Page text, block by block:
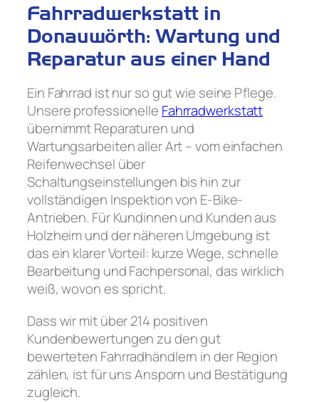
Fahrradwerkstatt in
Donauwörth: Wartung und
Reparatur aus einer Hand
Ein Fahrrad ist nur so gut wie seine Pflege.
Unsere professionelle Fahrradwerkstatt
übernimmt Reparaturen und
Wartungsarbeiten aller Art – vom einfachen
Reifenwechsel über
Schaltungseinstellungen bis hin zur
vollständigen Inspektion von E-Bike-
Antrieben. Für Kundinnen und Kunden aus
Holzheim und der näheren Umgebung ist
das ein klarer Vorteil: kurze Wege, schnelle
Bearbeitung und Fachpersonal, das wirklich
weiß, wovon es spricht.
Dass wir mit über 214 positiven
Kundenbewertungen zu den gut
bewerteten Fahrradhändlern in der Region
zählen, ist für uns Ansporn und Bestätigung
zugleich.